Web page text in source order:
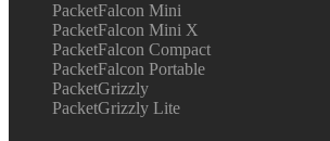
PacketFalcon Mini
PacketFalcon Mini X
PacketFalcon Compact
PacketFalcon Portable
PacketGrizzly
PacketGrizzly Lite